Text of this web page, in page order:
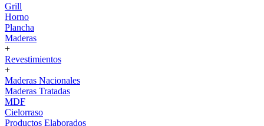
Grill
Horno
Plancha
Maderas
+
Revestimientos
+
Maderas Nacionales
Maderas Tratadas
MDF
Cielorraso
Productos Elaborados